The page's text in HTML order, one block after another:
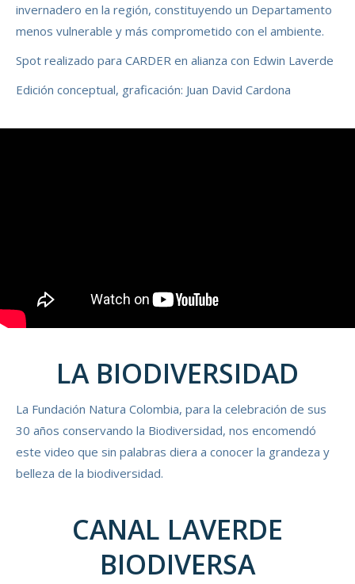
invernadero en la región, constituyendo un Departamento
menos vulnerable y más comprometido con el ambiente.
Spot realizado para CARDER en alianza con Edwin Laverde
Edición conceptual, graficación: Juan David Cardona
LA BIODIVERSIDAD
La Fundación Natura Colombia, para la celebración de sus
30 años conservando la Biodiversidad, nos encomendó
este video que sin palabras diera a conocer la grandeza y
belleza de la biodiversidad.
CANAL LAVERDE
BIODIVERSA